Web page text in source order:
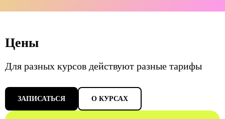
Цены
Для разных курсов действуют разные тарифы
ЗАПИСАТЬСЯ О КУРСАХ